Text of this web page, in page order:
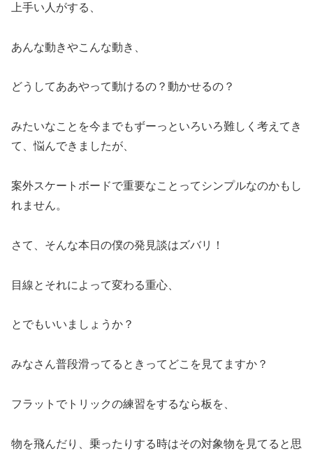
上手い人がする、
あんな動きやこんな動き、
どうしてああやって動けるの？動かせるの？
みたいなことを今までもずーっといろいろ難しく考えてき
て、悩んできましたが、
案外スケートボードで重要なことってシンプルなのかもし
れません。
さて、そんな本日の僕の発見談はズバリ！
目線とそれによって変わる重心、
とでもいいましょうか？
みなさん普段滑ってるときってどこを見てますか？
フラットでトリックの練習をするなら板を、
物を飛んだり、乗ったりする時はその対象物を見てると思